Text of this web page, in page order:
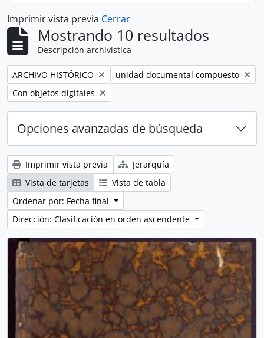
Imprimir vista previa Cerrar
Mostrando 10 resultados
Descripción archivística
Remove filter:
ARCHIVO HISTÓRICO Remove filter:
unidad documental compuesto
Remove filter:
Con objetos digitales
Opciones avanzadas de búsqueda
Imprimir vista previa
Jerarquía
Vista de tarjetas
Vista de tabla
Ordenar por: Fecha final
Dirección: Clasificación en orden ascendente